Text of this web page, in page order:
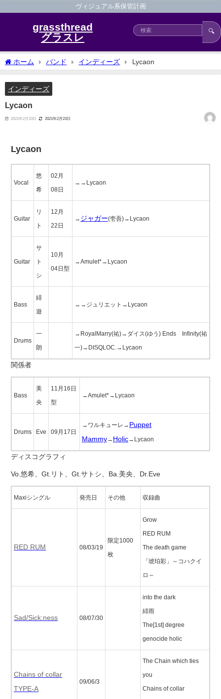
ヴィジュアル系保管計画
grassthread
グラスレ
🔍
ホーム バンド インディーズ Lycaon
インディーズ
Lycaon
2021年2月23日 2021年2月23日
Lycaon
Vocal
悠
希
02月
08日
→→Lycaon
Guitar
リ
ト
12月
22日
→ ジャガー(壱吾)→Lycaon
Guitar
サ
ト
シ
10月
04日型
→Amulet*→Lycaon
Bass
緋
遊
→→ジュリエット→Lycaon
Drums
一
朗
→RoyalMarry(祐)→ダイス(ゆう) Ends∞Infinity(祐
一)→DISQLOC.→Lycaon
関係者
Bass
美
央
11月16日
型
→Amulet*→Lycaon
Drums Eve 09月17日
→ワルキューレ→ Puppet
Mammy→ Holic→Lycaon
ディスコグラフィ
Vo.悠希、Gt.リト、Gt.サトシ、Ba.美央、Dr.Eve
Maxiシングル 発売日 その他 収録曲
RED RUM 08/03/19
限定1000
枚
Grow
RED RUM
The death game
「琥珀彩」～コハクイ
ロ～
Sad/Sick:ness 08/07/30
into the dark
緋雨
The[1st] degree
genocide holic
Chains of collar
TYPE-A
09/06/3
The Chain which ties
you
Chains of collar